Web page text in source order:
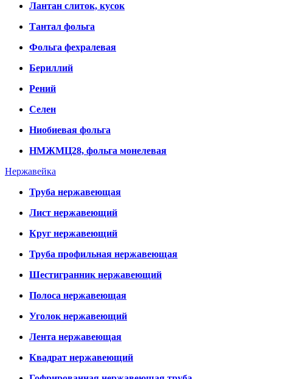
Лантан слиток, кусок
Тантал фольга
Фольга фехралевая
Бериллий
Рений
Селен
Ниобиевая фольга
НМЖМЦ28, фольга монелевая
Нержавейка
Труба нержавеющая
Лист нержавеющий
Круг нержавеющий
Труба профильная нержавеющая
Шестигранник нержавеющий
Полоса нержавеющая
Уголок нержавеющий
Лента нержавеющая
Квадрат нержавеющий